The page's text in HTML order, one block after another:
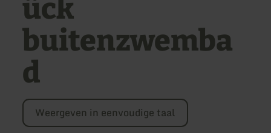
ück
buitenzwemba
d
Weergeven in eenvoudige taal